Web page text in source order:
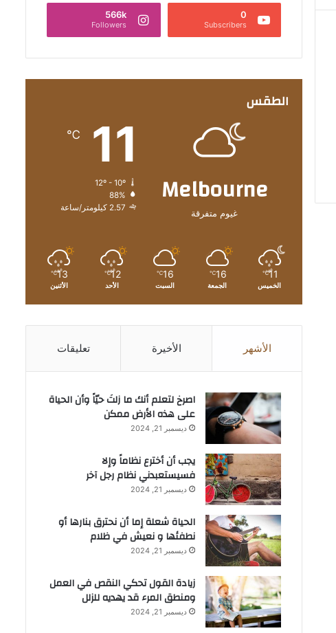
0
Subscribers
566k
Followers
الطقس
Melbourne
غيوم متفرقة
11
℃
12º - 10º
88%
2.57 كيلومتر/ساعة
11
℃
الخميس
16
℃
الجمعة
16
℃
السبت
12
℃
الأحد
13
℃
الأثنين
الأشهر الأخيرة تعليقات
‫اصرخ لتعلم أنك ما زلتَ حيّاً وأن الحياة
على هذه الأرض ممكن
ديسمبر 21, 2024
يجب أن أخترع نظاماً وإلا
فسيستعبدني نظام رجل آخر
ديسمبر 21, 2024
الحياة شعلة إما أن نحترق بنارها أو
نطفئها و نعيش في ظلام
ديسمبر 21, 2024
زيادة القول تحكي النقص في العمل
ومنطق المرء قد يهديه للزلل
ديسمبر 21, 2024